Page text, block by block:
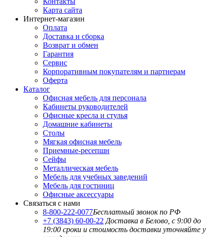
Карта сайта
Интернет-магазин
Оплата
Доставка и сборка
Возврат и обмен
Гарантия
Сервис
Корпоративным покупателям и партнерам
Оферта
Каталог
Офисная мебель для персонала
Кабинеты руководителей
Офисные кресла и стулья
Домашние кабинеты
Столы
Мягкая офисная мебель
Приемные-ресепшн
Сейфы
Металлическая мебель
Мебель для учебных заведений
Мебель для гостиниц
Офисные аксессуары
Связаться с нами
8-800-222-0077Бесплатный звонок по РФ
+7 (3843) 60-00-22 Доставка в Белово, с 9:00 до
19:00 сроки и стоимость доставки уточняйте у